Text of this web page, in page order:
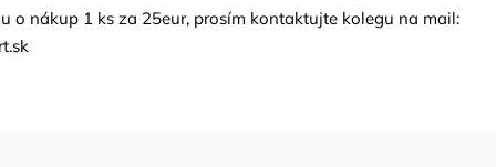
o nákup 1 ks za 25eur, prosím kontaktujte kolegu na mail: